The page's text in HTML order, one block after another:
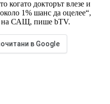
когато докторът влезе и
1% шанс да оцелее“,
на САЩ, пише bTV.
в Google